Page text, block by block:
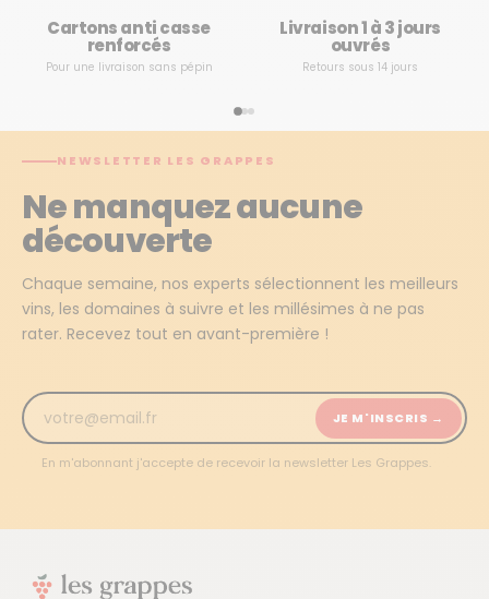
Cartons anti casse
renforcés
Pour une livraison sans pépin
Livraison 1 à 3 jours
ouvrés
Retours sous 14 jours
NEWSLETTER LES GRAPPES
Ne manquez aucune
découverte
Chaque semaine, nos experts sélectionnent les meilleurs
vins, les domaines à suivre et les millésimes à ne pas
rater. Recevez tout en avant-première !
JE M'INSCRIS →
En m'abonnant j'accepte de recevoir la newsletter Les Grappes.